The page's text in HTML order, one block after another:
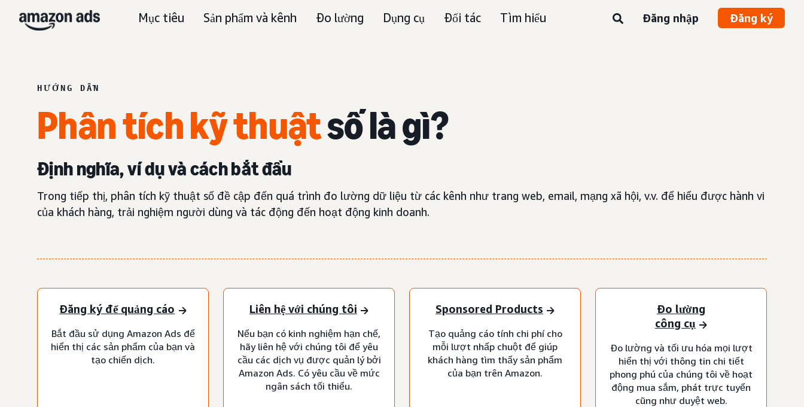
Mục tiêu Sản phẩm và kênh Đo lường Dụng cụ Đối tác Tìm hiểu Đăng nhập Đăng ký
HƯỚNG DẪN
Phân tích kỹ thuậtsố là gì?
Định nghĩa, ví dụ và cách bắt đầu
Trong tiếp thị, phân tích kỹ thuật số đề cập đến quá trình đo lường dữ liệu từ các kênh như trang web, email, mạng xã hội, v.v. để hiểu được hành vi
của khách hàng, trải nghiệm người dùng và tác động đến hoạt động kinh doanh.
Đăng ký để quảng cáo
Bắt đầu sử dụng Amazon Ads để
hiển thị các sản phẩm của bạn và
tạo chiến dịch.
Liên hệ với chúng tôi
Nếu bạn có kinh nghiệm hạn chế,
hãy liên hệ với chúng tôi để yêu
cầu các dịch vụ được quản lý bởi
Amazon Ads. Có yêu cầu về mức
ngân sách tối thiểu.
Sponsored Products
Tạo quảng cáo tính chi phí cho
mỗi lượt nhấp chuột để giúp
khách hàng tìm thấy sản phẩm
của bạn trên Amazon.
Đo lường
công cụ
Đo lường và tối ưu hóa mọi lượt
hiển thị với thông tin chi tiết
phong phú của chúng tôi về hoạt
động mua sắm, phát trực tuyến
cũng như duyệt web.